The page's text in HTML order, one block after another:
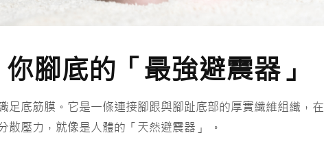
腳底的「最強避震器」
足底筋膜。它是一條連接腳跟與腳趾底部的厚實纖維組織，在
散壓力，就像是人體的「天然避震器」 。